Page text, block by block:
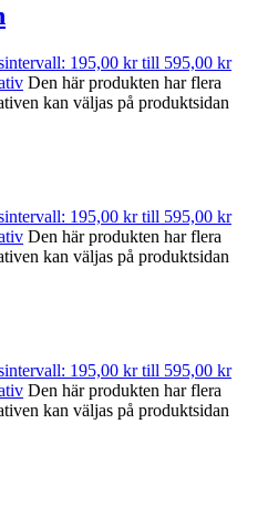
195,00 kr till 595,00 kr
Den här produkten har flera
kan väljas på produktsidan
195,00 kr till 595,00 kr
Den här produkten har flera
kan väljas på produktsidan
195,00 kr till 595,00 kr
Den här produkten har flera
kan väljas på produktsidan